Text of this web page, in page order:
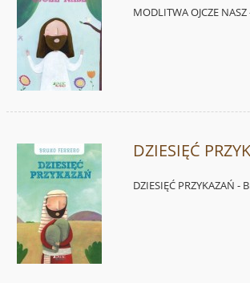
MODLITWA OJCZE
DZIESIĘĆ
DZIESIĘĆ PRZYKAZAŃ -